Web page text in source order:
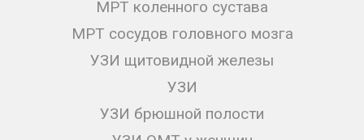
МРТ коленного сустава
МРТ сосудов головного мозга
УЗИ щитовидной железы
УЗИ
УЗИ брюшной полости